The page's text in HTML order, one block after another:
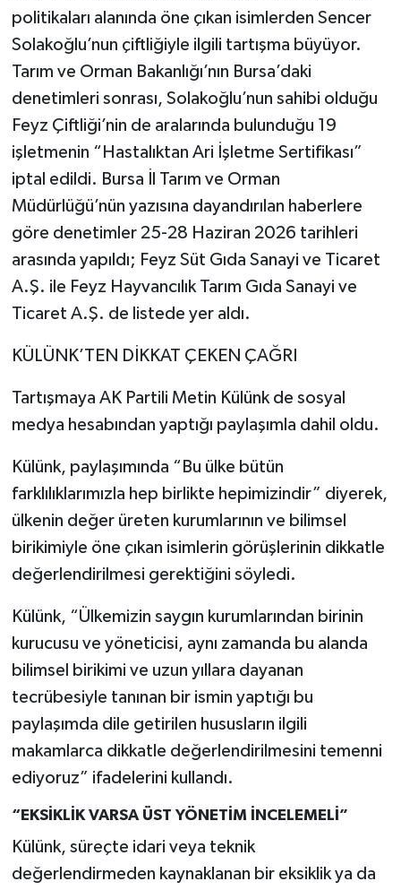
politikaları alanında öne çıkan isimlerden Sencer
Solakoğlu’nun çiftliğiyle ilgili tartışma büyüyor.
Tarım ve Orman Bakanlığı’nın Bursa’daki
denetimleri sonrası, Solakoğlu’nun sahibi olduğu
Feyz Çiftliği’nin de aralarında bulunduğu 19
işletmenin “Hastalıktan Ari İşletme Sertifikası”
iptal edildi. Bursa İl Tarım ve Orman
Müdürlüğü’nün yazısına dayandırılan haberlere
göre denetimler 25-28 Haziran 2026 tarihleri
arasında yapıldı; Feyz Süt Gıda Sanayi ve Ticaret
A.Ş. ile Feyz Hayvancılık Tarım Gıda Sanayi ve
Ticaret A.Ş. de listede yer aldı.
KÜLÜNK’TEN DİKKAT ÇEKEN ÇAĞRI
Tartışmaya AK Partili Metin Külünk de sosyal
medya hesabından yaptığı paylaşımla dahil oldu.
Külünk, paylaşımında “Bu ülke bütün
farklılıklarımızla hep birlikte hepimizindir” diyerek,
ülkenin değer üreten kurumlarının ve bilimsel
birikimiyle öne çıkan isimlerin görüşlerinin dikkatle
değerlendirilmesi gerektiğini söyledi.
Külünk, “Ülkemizin saygın kurumlarından birinin
kurucusu ve yöneticisi, aynı zamanda bu alanda
bilimsel birikimi ve uzun yıllara dayanan
tecrübesiyle tanınan bir ismin yaptığı bu
paylaşımda dile getirilen hususların ilgili
makamlarca dikkatle değerlendirilmesini temenni
ediyoruz” ifadelerini kullandı.
“EKSİKLİK VARSA ÜST YÖNETİM İNCELEMELİ”
Külünk, süreçte idari veya teknik
değerlendirmeden kaynaklanan bir eksiklik ya da